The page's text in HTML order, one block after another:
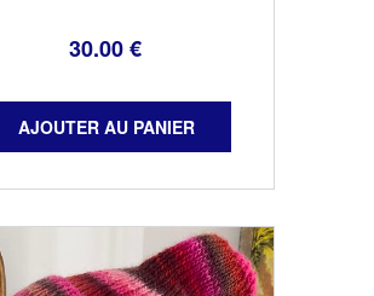
30.00€
genre d'accessoires tendance
Coloris deep end Taille unique